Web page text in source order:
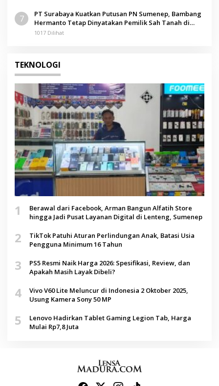
7
PT Surabaya Kuatkan Putusan PN Sumenep, Bambang
Hermanto Tetap Dinyatakan Pemilik Sah Tanah di
Pamolokan
1017 Dilihat
TEKNOLOGI
1
Berawal dari Facebook, Arman Bangun Alfatih Store
hingga Jadi Pusat Layanan Digital di Lenteng, Sumenep
2
TikTok Patuhi Aturan Perlindungan Anak, Batasi Usia
Pengguna Minimum 16 Tahun
3
PS5 Resmi Naik Harga 2026: Spesifikasi, Review, dan
Apakah Masih Layak Dibeli?
4
Vivo V60 Lite Meluncur di Indonesia 2 Oktober 2025,
Usung Kamera Sony 50 MP
5
Lenovo Hadirkan Tablet Gaming Legion Tab, Harga
Mulai Rp7,8 Juta